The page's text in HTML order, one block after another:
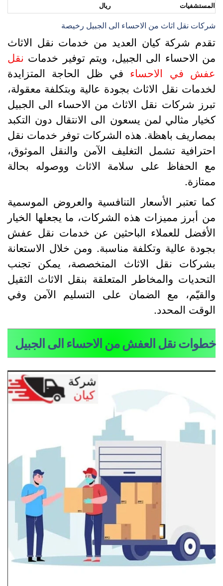
ريال
نقل اثاث من الاحساء الى الجبيل رخيصة
شركة كيان العديد من خدمات نقل الاثاث
الاحساء الى الجبيل، ويتم توفير خدماتنقل
في الاحساءفي ظل الحاجة المتزايدة
نقل الاثاث بجودة عالية وبتكلفة معقولة،
شركات نقل الاثاث من الاحساء الى الجبيل
مثالي لمن يسعون الى الانتقال دون التكبد
باهظة. هذه الشركات توفر خدمات نقل
تشمل التغليف الآمن والنقل الموثوق،
الحفاظ على سلامة الاثاث ووصوله بحالة
تعتبر الأسعار التنافسية والعروض الموسمية
أبرز مميزات هذه الشركات، ما يجعلها الخيار
للعملاء الباحثين عن خدمات نقل عفش
عالية وتكلفة مناسبة. ومن خلال الاستعانة
نقل الاثاث المتخصصة، يمكن تجنب
والمخاطر المتعلقة بنقل الاثاث الثقيل
مع الضمان على التسليم الآمن وفي
المحدد.
نقل العفش من الاحساء الى الجبيل